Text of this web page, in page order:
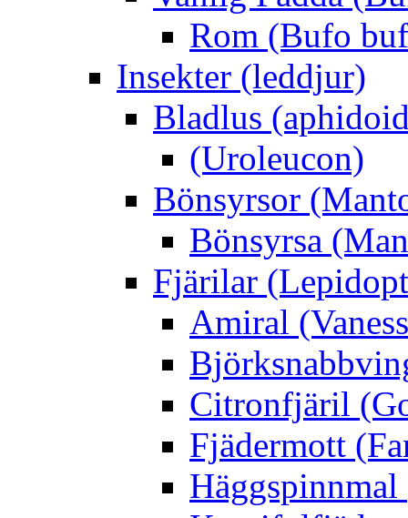
Rom (Bufo
Insekter (leddjur)
Bladlus
(Uroleucon)
Bönsyrsor
Bönsyrsa
Fjärilar
Amiral
Citronfjäril
Fjädermott